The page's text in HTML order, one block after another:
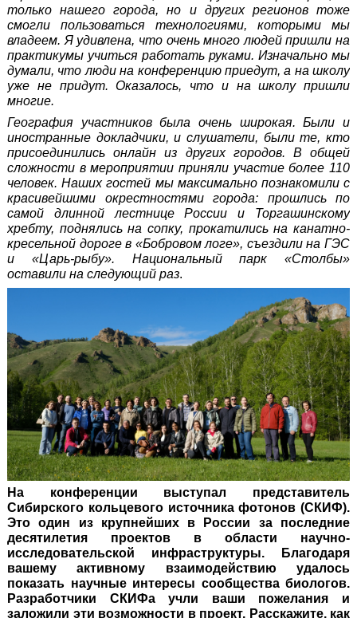
только нашего города, но и других регионов тоже
смогли пользоваться технологиями, которыми мы
владеем. Я удивлена, что очень много людей пришли на
практикумы учиться работать руками. Изначально мы
думали, что люди на конференцию приедут, а на школу
уже не придут. Оказалось, что и на школу пришли
многие.
География участников была очень широкая. Были и
иностранные докладчики, и слушатели, были те, кто
присоединились онлайн из других городов. В общей
сложности в мероприятии приняли участие более 110
человек. Наших гостей мы максимально познакомили с
красивейшими окрестностями города: прошлись по
самой длинной лестнице России и Торгашинскому
хребту, поднялись на сопку, прокатились на канатно-
кресельной дороге в «Бобровом логе», съездили на ГЭС
и «Царь-рыбу». Национальный парк «Столбы»
оставили на следующий раз.
На конференции выступал представитель
Сибирского кольцевого источника фотонов (СКИФ).
Это один из крупнейших в России за последние
десятилетия проектов в области научно-
исследовательской инфраструктуры. Благодаря
вашему активному взаимодействию удалось
показать научные интересы сообщества биологов.
Разработчики СКИФа учли ваши пожелания и
заложили эти возможности в проект. Расскажите, как